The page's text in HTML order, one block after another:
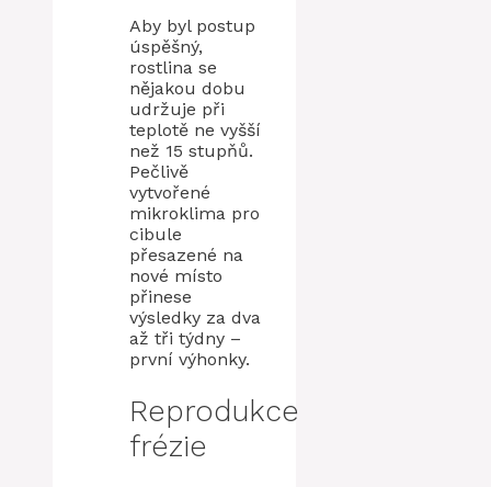
Aby byl postup
úspěšný,
rostlina se
nějakou dobu
udržuje při
teplotě ne vyšší
než 15 stupňů.
Pečlivě
vytvořené
mikroklima pro
cibule
přesazené na
nové místo
přinese
výsledky za dva
až tři týdny –
první výhonky.
Reprodukce
frézie